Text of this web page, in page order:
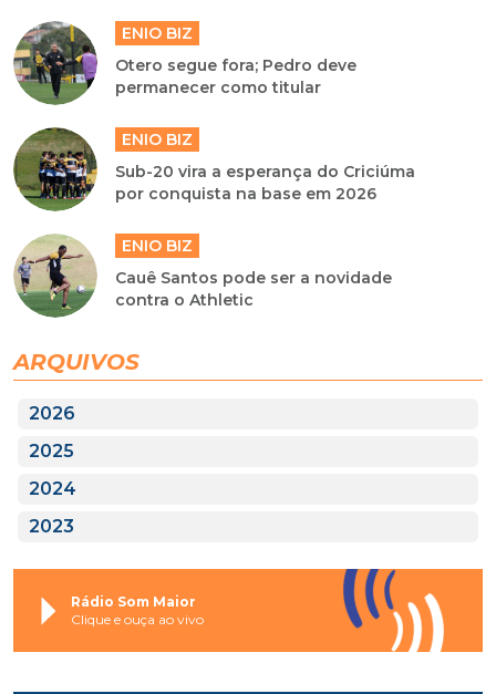
ENIO BIZ
Otero segue fora; Pedro deve
permanecer como titular
ENIO BIZ
Sub-20 vira a esperança do Criciúma
por conquista na base em 2026
ENIO BIZ
Cauê Santos pode ser a novidade
contra o Athletic
ARQUIVOS
2026
2025
2024
2023
Rádio Som Maior
Clique e ouça ao vivo